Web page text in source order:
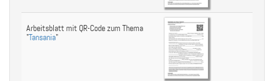
Arbeitsblatt mit QR-Code zum Thema
"Tansania"